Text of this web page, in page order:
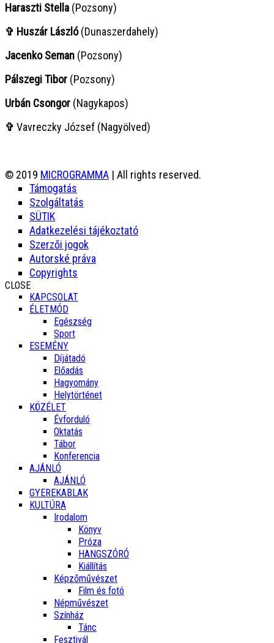
Haraszti Stella (Pozsony)
✞ Huszár László(Dunaszerdahely)
Jacenko Seman (Pozsony)
Pálszegi Tibor (Pozsony)
Urbán Csongor (Nagykapos)
✞ Vavreczky József (Nagyölved)
© 2019 MICROGRAMMA | All rights reserved.
Támogatás
Szolgáltatás
SÜTIK
Adatkezelési tájékoztató
Szerzői jogok
Autorské práva
Copyrights
CLOSE
KAPCSOLAT
ÉLETMÓD
Egészség
Sport
ESEMÉNY
Díjátadó
Előadás
Hagyomány
Helytörténet
KÖZÉLET
Évforduló
Oktatás
Tábor
Konferencia
AJÁNLÓ
AJÁNLÓ
GYEREKABLAK
KULTÚRA
Irodalom
Könyv
Próza
HANGSZÓRÓ
Kiállítás
Képzőművészet
Film és fotó
Népművészet
Színház
Tánc
Fesztivál